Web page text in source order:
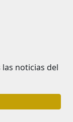
noticias del